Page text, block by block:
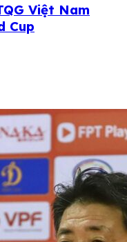
Việt Nam
Cup